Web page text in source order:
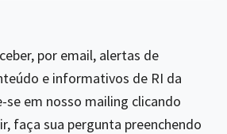
por email, alertas de
e informativos de RI da
se em nosso mailing clicando
faça sua pergunta preenchendo